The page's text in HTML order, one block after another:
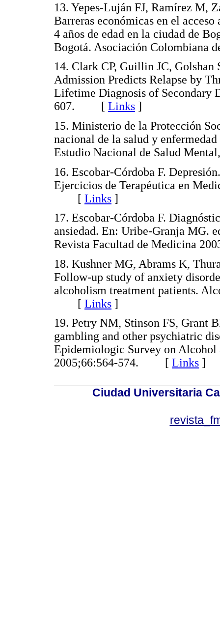
13. Yepes-Luján FJ, Ramírez M,
Barreras económicas en el
4 años de edad en la ciudad de
Bogotá. Asociación
14. Clark CP, Guillin JC, Golshan
Admission Predicts Relapse by
Lifetime Diagnosis of Secondary
607. [ Links ]
15. Ministerio de la Protección
nacional de la salud y
Estudio Nacional de Salud
16. Escobar-Córdoba F.
Ejercicios de Terapéutica en
[ Links ]
17. Escobar-Córdoba F.
ansiedad. En: Uribe-Granja MG.
Revista Facultad de Medicina
18. Kushner MG, Abrams K,
Follow-up study of anxiety
alcoholism treatment patients.
[ Links ]
19. Petry NM, Stinson FS, Grant
gambling and other psychiatric
Epidemiologic Survey on Alcohol
2005;66:564-574. [ Links ]
Ciudad Universitaria